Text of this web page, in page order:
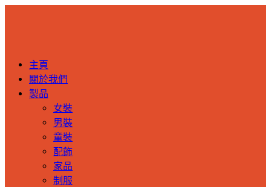
主頁
關於我們
製品
女裝
男裝
童裝
配飾
家品
制服